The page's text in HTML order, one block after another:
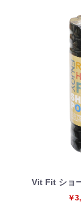
Vit Fit ショ
￥